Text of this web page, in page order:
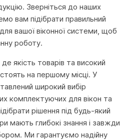
Зверніться до наших
вам підібрати правильний
вашої віконної системи, щоб
роботу.
якість товарів та високий
на першому місці. У
широкий вибір
комплектуючих для вікон та
рішення під будь-який
мають глибокі знання і завжди
Ми гарантуємо надійну